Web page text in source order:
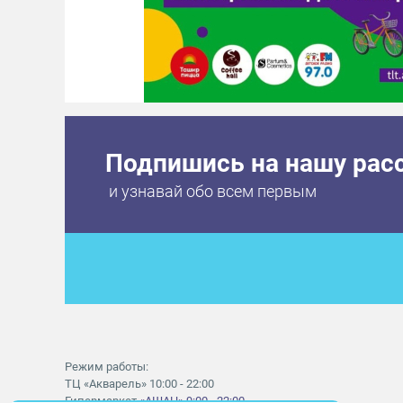
Подпишись на нашу
и узнавай обо всем первым
Режим работы:
ТЦ «Акварель» 10:00 - 22:00